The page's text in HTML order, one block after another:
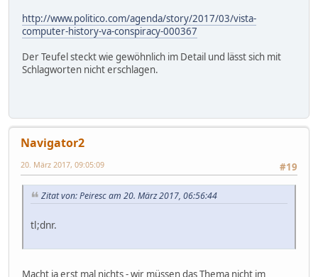
http://www.politico.com/agenda/story/2017/03/vista-
computer-history-va-conspiracy-000367
Der Teufel steckt wie gewöhnlich im Detail und lässt sich mit
Schlagworten nicht erschlagen.
Navigator2
#19
20. März 2017, 09:05:09
Zitat von: Peiresc am 20. März 2017, 06:56:44
tl;dnr.
Macht ja erst mal nichts - wir müssen das Thema nicht im